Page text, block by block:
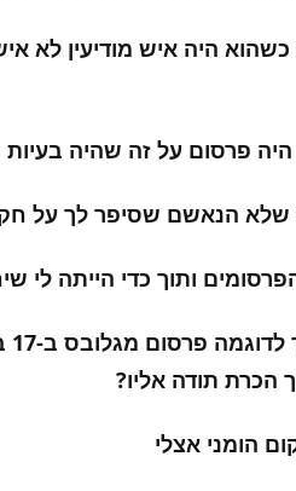
היה איש מודיעין לא
היה פרסום על זה שהיה בעיות
הנאשם שסיפר לך על
ותוך כדי הייתה לי
הכרת תודה אליו?
הומני אצלי